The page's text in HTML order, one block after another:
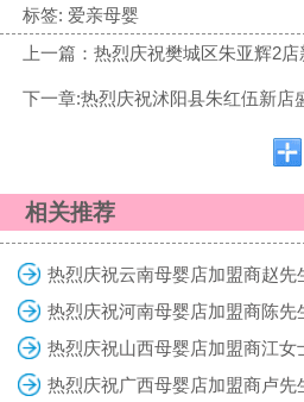
标签: 爱亲母婴
下一章:热烈庆祝沭阳县朱红伍新店
相关推荐